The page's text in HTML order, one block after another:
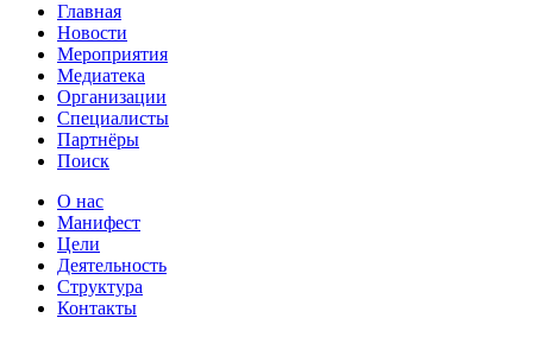
Главная
Новости
Мероприятия
Медиатека
Организации
Специалисты
Партнёры
Поиск
О нас
Манифест
Цели
Деятельность
Структура
Контакты